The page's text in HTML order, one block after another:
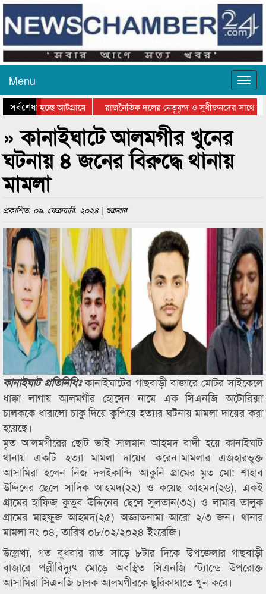
Menu
সর্বশেষহচ্ছে আটগ্রামে
রাজনৈতিক দলের নেতৃবৃন্দ ও সুধীজনদের সাথে
পুরস্কার বিতরণ সম্পন্ন
সিলেটে বাংলাদেশ গ্রুপ থিয়েটার ফেডারেশানের
» কানাইঘাটে আলমগীর খুনের
ঘটনায় ৪ জনের বিরুদ্ধে থানায়
মামলা
প্রকাশিত: ০৯. ফেব্রুয়ারি. ২০২৪ | শুক্রবার
কানাইঘাট প্রতিনিধিঃকানাইঘাটের গাছবাড়ী বাজারে মোটর সাইকেলে
ধাক্কা লাগায় আলমগীর হোসেন নামে এক সিএনজি অটোরিক্সা
চালককে ধারালো চাকু দিয়ে কুপিয়ে হত্যার ঘটনায় মামলা দায়ের করা
হয়েছে।
মৃত আলমগীরের ছোট ভাই সালমান আহমদ বাদী হয়ে কানাইঘাট
থানায় একটি হত্যা মামলা দায়ের করেন।মামলার এজহারভুক্ত
আসামিরা হলেন নিজ দলইকান্দি আকুনি গ্রামের মৃত মো: শাহাব
উদ্দিনের ছেলে সাদিক আহমদ(২২) ও কয়েছ আহমদ(২৬), একই
গ্রামের হাফিজ কুতুব উদ্দিনের ছেলে সুলতান(৩২) ও লামার তালুক
গ্রামের মাহফুজ আহমদ(২৫) অজ্ঞাতনামা আরো ২/৩ জন। থানার
মামলা নং ০৪, তারিখ ০৮/০২/২০২৪ ইংরেজি।
উল্লেখ্য, গত বুধবার রাত সাড়ে ৮টার দিকে উপজেলার গাছবাড়ী
বাজারে পল্লীবিদ্যুৎ মোড়ে অবস্থিত সিএনজি স্ট্যান্ডে উপরোক্ত
আসামিরা সিএনজি চালক আলমগীরকে ছুরিকাঘাতে খুন করে।